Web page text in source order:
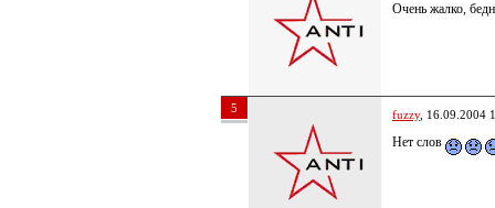
Очень жалко,
5 fuzzy, 16.09.2004
Нет слов